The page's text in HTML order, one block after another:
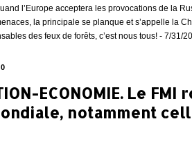
l’Europe acceptera les provocations de la
la principale se planque et s’appelle la
des feux de forêts, c’est nous tous! - 7/31/
ECONOMIE. Le
notamment